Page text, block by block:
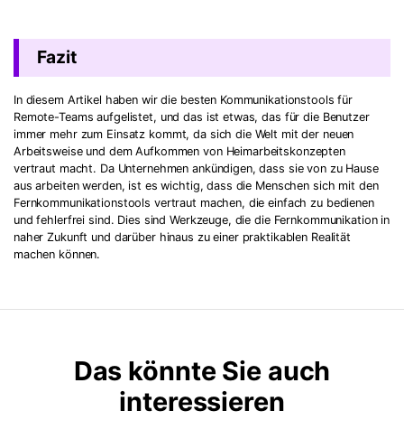
Fazit
In diesem Artikel haben wir die besten Kommunikationstools für
Remote-Teams aufgelistet, und das ist etwas, das für die Benutzer
immer mehr zum Einsatz kommt, da sich die Welt mit der neuen
Arbeitsweise und dem Aufkommen von Heimarbeitskonzepten
vertraut macht. Da Unternehmen ankündigen, dass sie von zu Hause
aus arbeiten werden, ist es wichtig, dass die Menschen sich mit den
Fernkommunikationstools vertraut machen, die einfach zu bedienen
und fehlerfrei sind. Dies sind Werkzeuge, die die Fernkommunikation in
naher Zukunft und darüber hinaus zu einer praktikablen Realität
machen können.
Das könnte Sie auch
interessieren